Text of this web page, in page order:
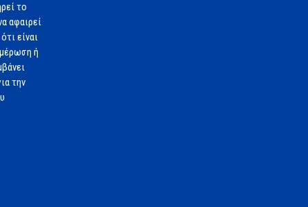
το
αφαιρεί
είναι
ή
την